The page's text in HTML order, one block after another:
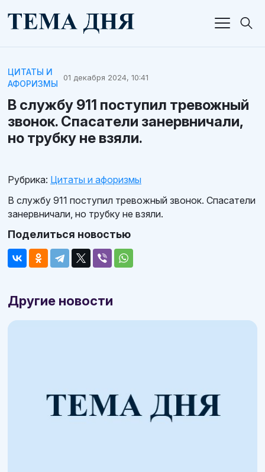
ЦИТАТЫ И
АФОРИЗМЫ
01 декабря 2024, 10:41
В службу 911 поступил тревожный
звонок. Спасатели занервничали,
но трубку не взяли.
Рубрика: Цитаты и афоризмы
В службу 911 поступил тревожный звонок. Спасатели
занервничали, но трубку не взяли.
Поделиться новостью
Другие новости